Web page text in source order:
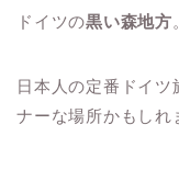
ドイツの黒い森地方
日本人の定番ドイ
ナーな場所かもしれ